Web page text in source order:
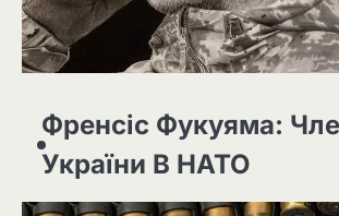
Френсіс Фукуяма:
України В НАТО